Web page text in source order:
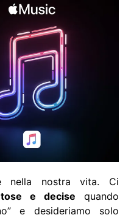
nella nostra vita. Ci
e decise quando
e desideriamo solo